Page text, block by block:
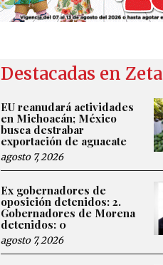
Destacadas en Zeta
EU reanudará actividades
en Michoacán; México
busca destrabar
exportación de aguacate
agosto 7, 2026
Ex gobernadores de
oposición detenidos: 2.
Gobernadores de Morena
detenidos: 0
agosto 7, 2026